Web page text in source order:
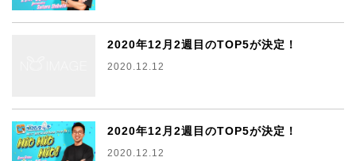
2020年12月2週目のTOP5が決定！
2020.12.12
2020年12月2週目のTOP5が決定！
2020.12.12